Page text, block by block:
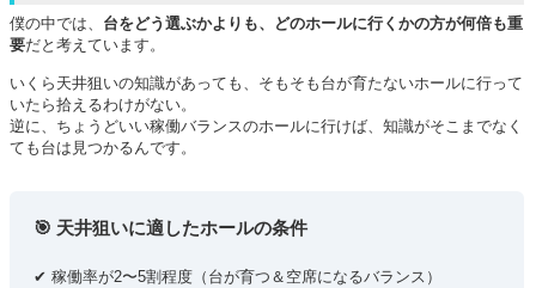
僕の中では、 台をどう選ぶかよりも、どのホールに行くかの方が何倍も重
要だと考えています。
いくら天井狙いの知識があっても、そもそも台が育たないホールに行って
いたら拾えるわけがない。
逆に、ちょうどいい稼働バランスのホールに行けば、知識がそこまでなく
ても台は見つかるんです。
🎯 天井狙いに適したホールの条件
✔ 稼働率が2〜5割程度（台が育つ＆空席になるバランス）